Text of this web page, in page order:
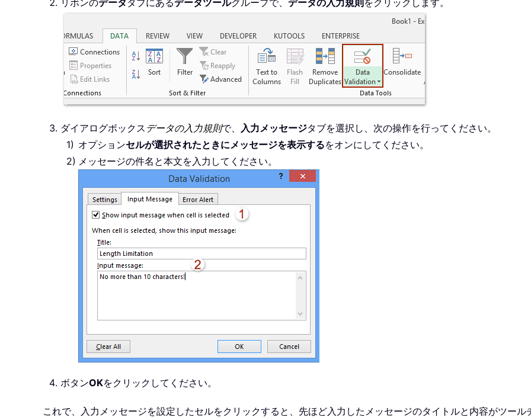
リボンのデータ タブにあるデータツールグループで、 データの入力規則 をクリックします。
ダイアログボックス データの入力規則で、 入力メッセージタブを選択し、次の操作を行ってください。
オプションセルが選択されたときにメッセージを表示するをオンにしてください。
メッセージの件名と本文を入力してください。
ボタンOKをクリックしてください。
これで、入力メッセージを設定したセルをクリックすると、先ほど入力したメッセージのタイトルと内容がツール